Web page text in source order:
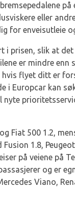
eller
for enveisutleie
prisen, slik at det
er mindre enn
flyet ditt er
i Europcar kan
nyte
Fiat 500 1.2,
1.8,
på veiene på
og er
Viano,